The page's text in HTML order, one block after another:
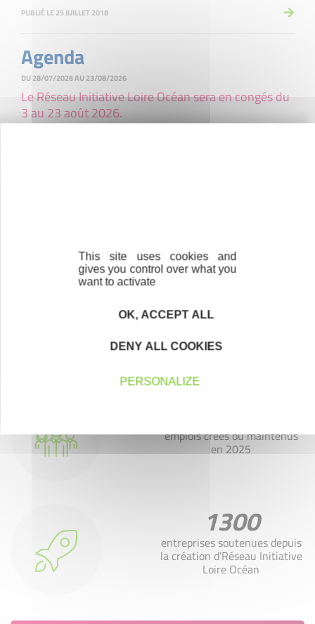
PUBLIÉ LE 25 JUILLET 2018
Agenda
DU 28/07/2026 AU 23/08/2026
Le Réseau Initiative Loire Océan sera en congés du
3 au 23 août 2026.
en quelques chiffres
emplois créés ou maintenus
en 2025
1300
entreprises soutenues depuis
la création d'Réseau Initiative
Loire Océan
This site uses cookies and
gives you control over what you
want to activate
OK, ACCEPT ALL
DENY ALL COOKIES
PERSONALIZE